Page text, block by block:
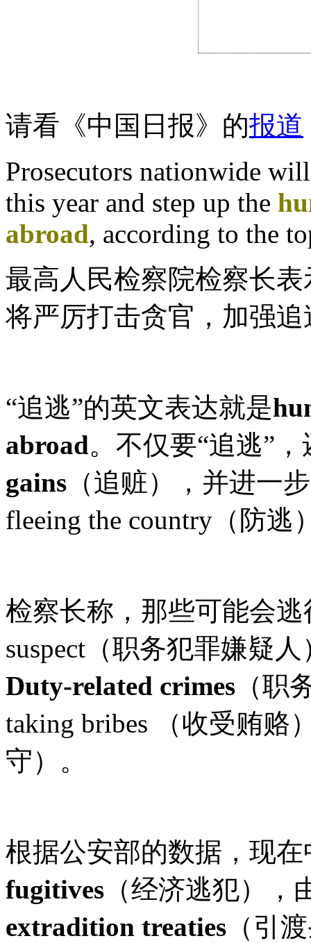
请看《中国日报》的报道
Prosecutors nationwide
this year and step up the
abroad, according to the
最高人民检察院检察长
将严厉打击贪官，加强
“追逃”的英文表达就是
abroad。不仅要“追逃”，
gains （追赃），并进一
fleeing the country（防逃
检察长称，那些可能会逃
suspect（职务犯罪嫌疑
Duty-related crimes （职
taking bribes （收受贿赂
守）。
根据公安部的数据，现
fugitives （经济逃犯）
extradition treaties （引